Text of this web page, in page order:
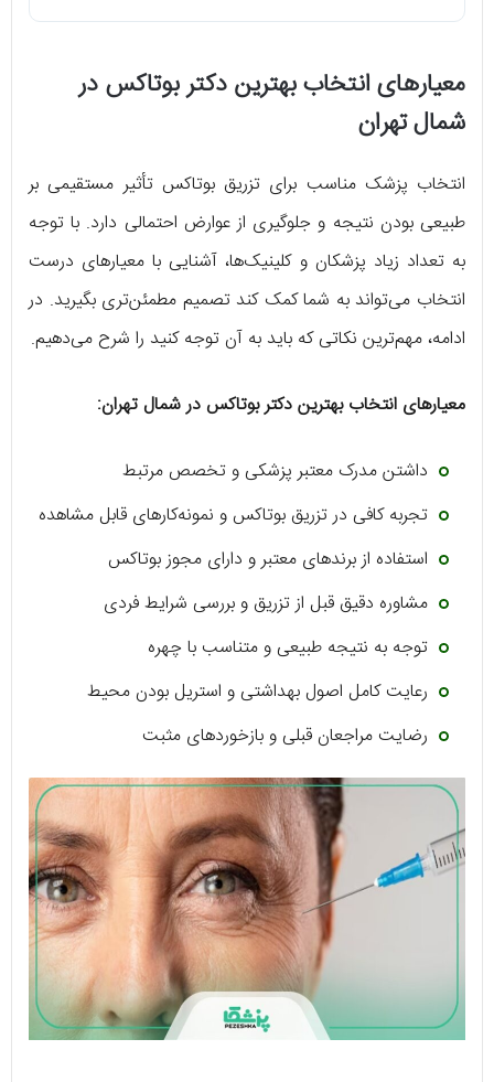
معیارهای انتخاب بهترین دکتر بوتاکس در
شمال تهران
انتخاب پزشک مناسب برای تزریق بوتاکس تأثیر مستقیمی بر
طبیعی بودن نتیجه و جلوگیری از عوارض احتمالی دارد. با توجه
به تعداد زیاد پزشکان و کلینیک‌ها، آشنایی با معیارهای درست
انتخاب می‌تواند به شما کمک کند تصمیم مطمئن‌تری بگیرید. در
ادامه، مهم‌ترین نکاتی که باید به آن توجه کنید را شرح می‌دهیم.
معیارهای انتخاب بهترین دکتر بوتاکس در شمال تهران:
داشتن مدرک معتبر پزشکی و تخصص مرتبط
تجربه کافی در تزریق بوتاکس و نمونه‌کارهای قابل مشاهده
استفاده از برندهای معتبر و دارای مجوز بوتاکس
مشاوره دقیق قبل از تزریق و بررسی شرایط فردی
توجه به نتیجه طبیعی و متناسب با چهره
رعایت کامل اصول بهداشتی و استریل بودن محیط
رضایت مراجعان قبلی و بازخوردهای مثبت